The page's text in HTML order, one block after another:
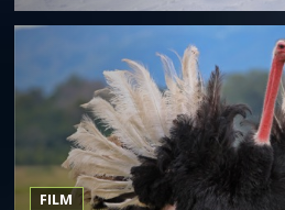
FILM